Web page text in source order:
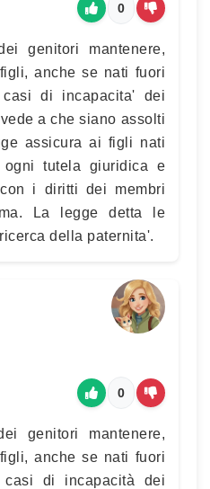
0
genitori mantenere,
anche se nati fuori
di incapacita' dei
a che siano assolti
assicura ai figli nati
tutela giuridica e
i diritti dei membri
La legge detta le
della paternita'.
0
genitori mantenere,
anche se nati fuori
di incapacità dei